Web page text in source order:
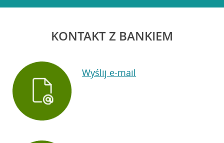
KONTAKT Z BANKIEM
Wyślij e-mail